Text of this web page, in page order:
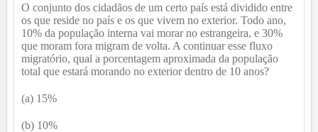
O conjunto dos cidadãos de um certo país está dividido entre
os que reside no país e os que vivem no exterior. Todo ano,
10% da população interna vai morar no estrangeira, e 30%
que moram fora migram de volta. A continuar esse fluxo
migratório, qual a porcentagem aproximada da população
total que estará morando no exterior dentro de 10 anos?
(a) 15%
(b) 10%